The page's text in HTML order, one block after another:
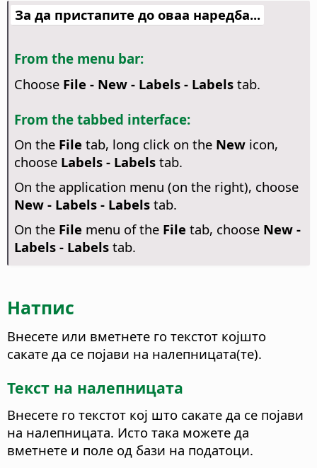
За да пристапите до оваа наредба...
From the menu bar:
Choose File - New - Labels - Labelstab.
From the tabbed interface:
On the File tab, long click on the Newicon,
choose Labels - Labelstab.
On the application menu (on the right), choose
New - Labels - Labelstab.
On the File menu of the File tab, choose New -
Labels - Labelstab.
Натпис
Внесете или вметнете го текстот којшто
сакате да се појави на налепницата(те).
Текст на налепницата
Внесете го текстот кој што сакате да се појави
на налепницата. Исто така можете да
вметнете и поле од бази на податоци.